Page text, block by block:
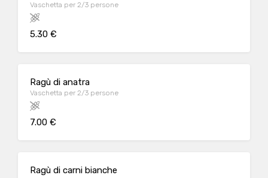
Vaschetta per 2/3 persone
5.30 €
Ragù di anatra
Vaschetta per 2/3 persone
7.00 €
Ragù di carni bianche